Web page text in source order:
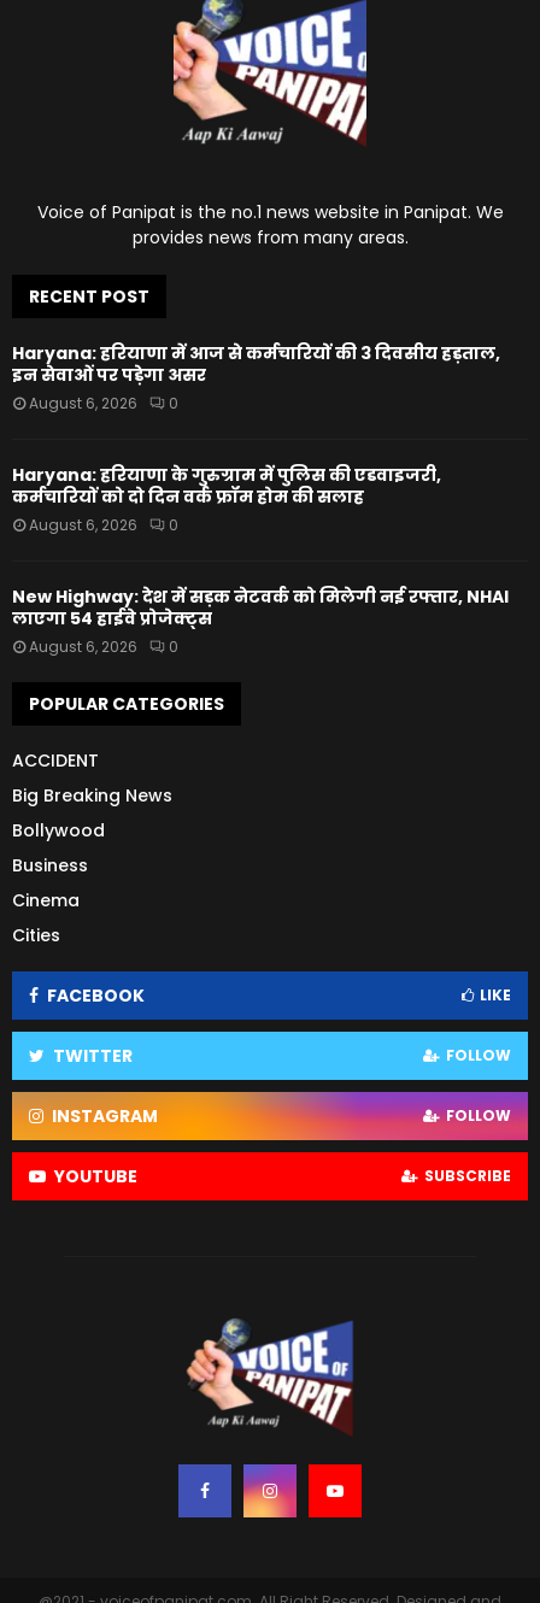
Voice of Panipat is the no.1 news website in Panipat. We
provides news from many areas.
RECENT POST
Haryana: हरियाणा में आज से कर्मचारियों की 3 दिवसीय हड़ताल,
इन सेवाओं पर पड़ेगा असर
August 6, 2026 0
Haryana: हरियाणा के गुरुग्राम में पुलिस की एडवाइजरी,
कर्मचारियों को दो दिन वर्क फ्रॉम होम की सलाह
August 6, 2026 0
New Highway: देश में सड़क नेटवर्क को मिलेगी नई रफ्तार, NHAI
लाएगा 54 हाईवे प्रोजेक्ट्स
August 6, 2026 0
POPULAR CATEGORIES
ACCIDENT
Big Breaking News
Bollywood
Business
Cinema
Cities
FACEBOOK LIKE
TWITTER FOLLOW
INSTAGRAM FOLLOW
YOUTUBE SUBSCRIBE